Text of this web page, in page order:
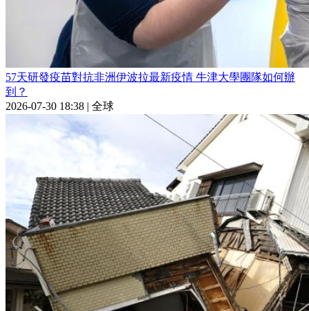
57天研發疫苗對抗非洲伊波拉最新疫情 牛津大學團隊如何辦
到？
2026-07-30 18:38 | 全球